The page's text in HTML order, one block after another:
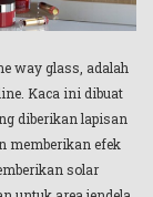
way glass, adalah
Kaca ini dibuat
diberikan lapisan
memberikan efek
solar